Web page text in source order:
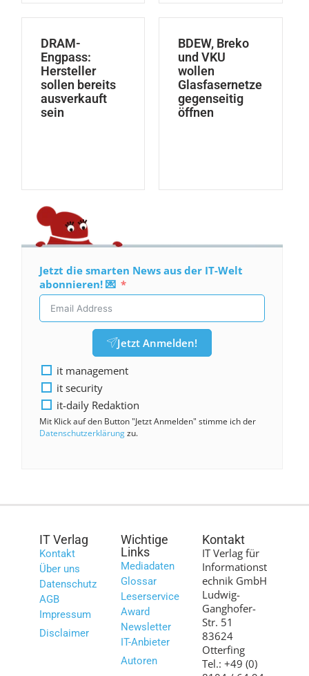
DRAM-
Engpass:
Hersteller
sollen bereits
ausverkauft
sein
BDEW, Breko
und VKU
wollen
Glasfasernetze
gegenseitig
öffnen
Jetzt die smarten News aus der IT-Welt
abonnieren! 💌
Jetzt Anmelden!
it management
it security
it-daily Redaktion
Mit Klick auf den Button "Jetzt Anmelden" stimme ich der
Datenschutzerklärungzu.
IT Verlag
Kontakt
Über uns
Datenschutz
AGB
Impressum
Disclaimer
Wichtige
Links
Mediadaten
Glossar
Leserservice
Award
Newsletter
IT-Anbieter
Autoren
Kontakt
IT Verlag für
Informationst
echnik GmbH
Ludwig-
Ganghofer-
Str. 51
83624
Otterfing
Tel.: +49 (0)